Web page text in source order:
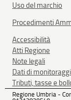
Uso del marchio
Procedimenti
Accessibilità
Atti Regione
Note legali
Dati di
Tributi, tasse e
Regione Umbria -